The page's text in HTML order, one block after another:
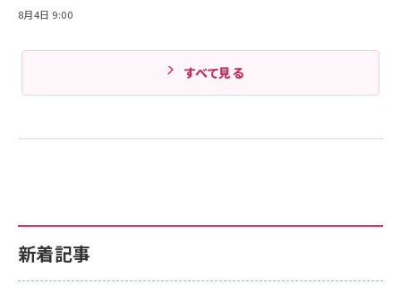
新着記事
8月4日 9:00
すべて見る